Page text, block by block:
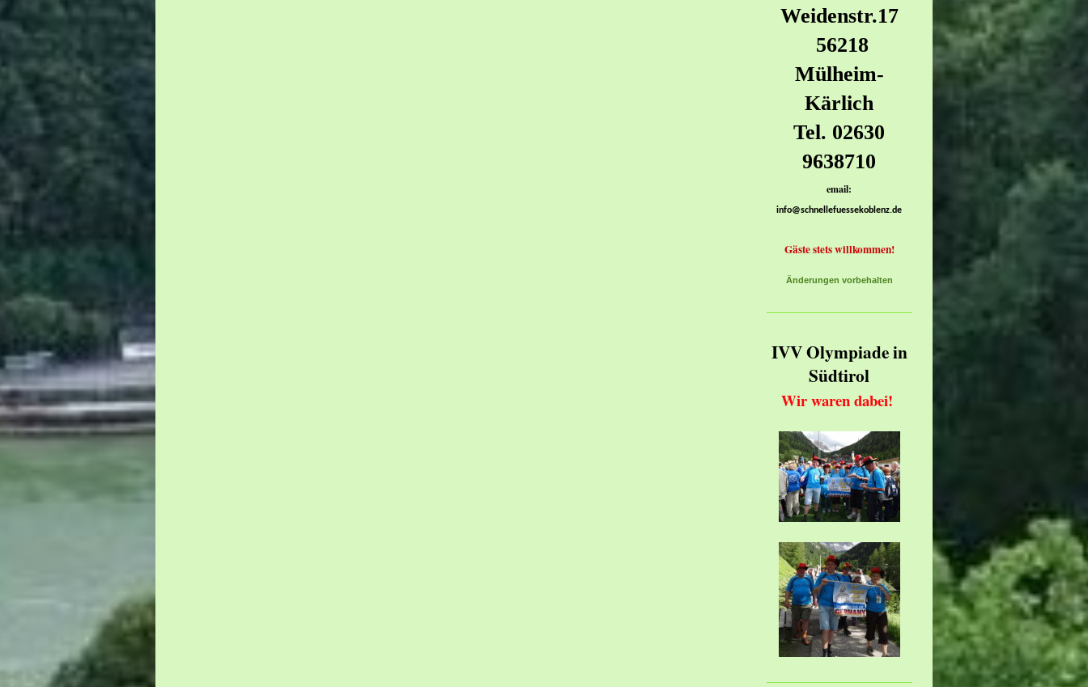
Weidenstr.17
56218
Mülheim-
Kärlich
Tel. 02630
9638710
email:
info@schnellefuessekoblenz.de
Gäste stets willkommen!
Änderungen vorbehalten
IVV Olympiade in
Südtirol
Wir waren dabei!